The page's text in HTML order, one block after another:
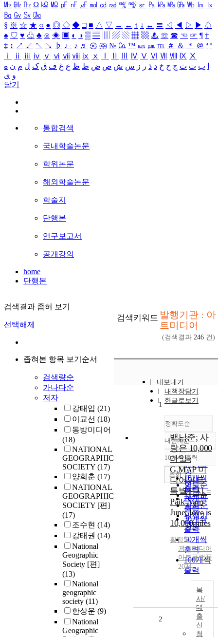
㎒ ㎓ ㎔ Ω ㏀ ㏁ ㎊ ㎋ ㎌ ㏖ ㏅ ㎭ ㎮ ㎯ ㏛ ㎩ ㎪ ㎫ ㎬ ㏝ ㏐
㏓
㏃ ㏉ ㏜ ㏆
§ ※ ☆ ★ ○ ● ◎ ◇ ◆ □ ■ △ ▽ → ← ↑ ↓ ↔ 〓 ◁ ◀ ▷ ▶ ♤
♠ ♡ ♥ ♧ ♣ ⊙ ◈ ▣ ◐ ◑ ▒ ▤ ▨ ▧ ▦ ▩ ♨ ☏ ☎ ☜ ☞ ¶ †
‡ ↕ ↗ ↙ ↖ ↘ ♭ ♩ ♪ ♬ ㉿ ㈜ № ㏇ ™ ㏂ ㏘ ℡ ＃ ＆ ＊ ＠ ª º
ⅰ
ⅱ ⅲ ⅳ ⅴ ⅵ ⅶ ⅷ ⅸ ⅹ Ⅳ Ⅴ Ⅵ Ⅶ Ⅷ Ⅸ Ⅹ
ب ت ث ج ح خ د ذ ر ز س ش ص ض ط ظ ع غ ف ق ک ل م ن ه
و ی
닫기
통합검색
국내학술논문
학위논문
해외학술논문
학술지
단행본
연구보고서
공개강의
home
단행본
검색결과 좁혀 보기
선택해제
좁혀본 항목 보기순서
검색량순
가나다순
저자
강태입 (21)
이교선 (18)
동방미디어
(18)
NATIONAL
GEOGRAPHIC
SOCIETY (17)
양희춘 (17)
NATIONAL
GEOGRAPHIC
SOCIETY [편]
(17)
조수현 (14)
강태권 (14)
National
Geographic
Society [편]
(13)
National
geographic
society (11)
한상운 (9)
National
Geographic
검색키워드 발행기관 : 아
트미디어
(검색결과 246 건)
내보내기
내책장담기
한글로보기
정확도순
정확도
순
인기도
순
연도순
제목순
저자순
발행기
관순
내림차순
내림차순
10개씩 출력
10개씩
출력
20개씩
출력
30개씩
출력
50개씩
출력
100개씩
출력
조회
1
백남준; 사
랑은 10,000
마일 :
G.MAP 미
디어아트
특별전시 =
Paik Nam
June; love is
10,000miles
황정욱
광주미디어
아트플랫폼
2024
복
사/
대
출
신
청
2